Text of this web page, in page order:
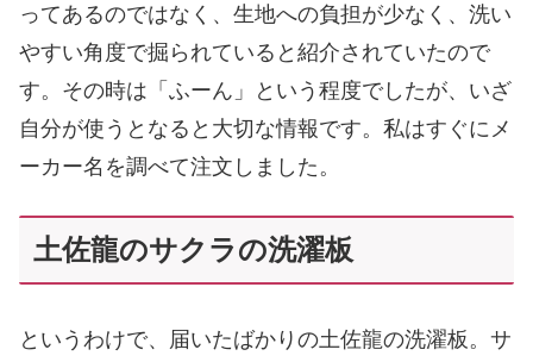
ってあるのではなく、生地への負担が少なく、洗い
やすい角度で掘られていると紹介されていたので
す。その時は「ふーん」という程度でしたが、いざ
自分が使うとなると大切な情報です。私はすぐにメ
ーカー名を調べて注文しました。
土佐龍のサクラの洗濯板
というわけで、届いたばかりの土佐龍の洗濯板。サ